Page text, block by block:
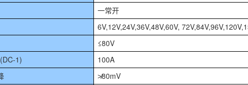
一常开
6V,12V,24V,36V,48V,60V,
≤80V
1)
100A
≯80mV